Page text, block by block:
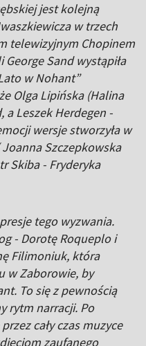
jest kolejną
w trzech
telewizyjnym Chopinem
Sand wystąpiła
w Nohant”
Olga Lipińska (Halina
a Leszek Herdegen -
wersje stworzyła w
Szczepkowska
Skiba - Fryderyka
tego wyzwania.
- Dorotę Roqueplo i
Filimoniuk, która
w Zaborowie, by
To się z pewnością
rytm narracji. Po
cały czas muzyce
zaufanego